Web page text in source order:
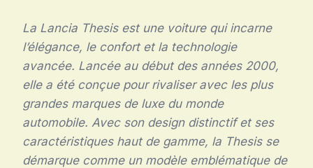
La Lancia Thesis est une voiture qui incarne
l’élégance, le confort et la technologie
avancée. Lancée au début des années 2000,
elle a été conçue pour rivaliser avec les plus
grandes marques de luxe du monde
automobile. Avec son design distinctif et ses
caractéristiques haut de gamme, la Thesis se
démarque comme un modèle emblématique de